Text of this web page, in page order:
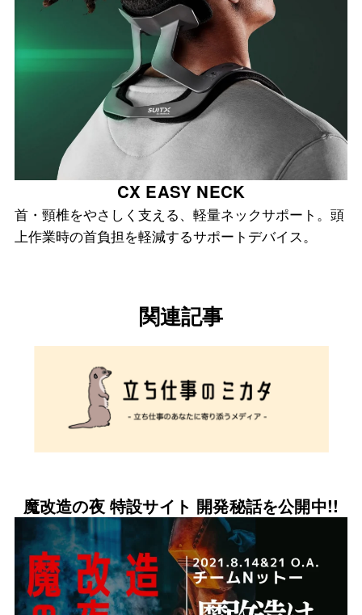
CX EASY NECK
首・頸椎をやさしく支える、軽量ネックサポート。頭
上作業時の首負担を軽減するサポートデバイス。
関連記事
魔改造の夜 特設サイト 開発秘話を公開中!!